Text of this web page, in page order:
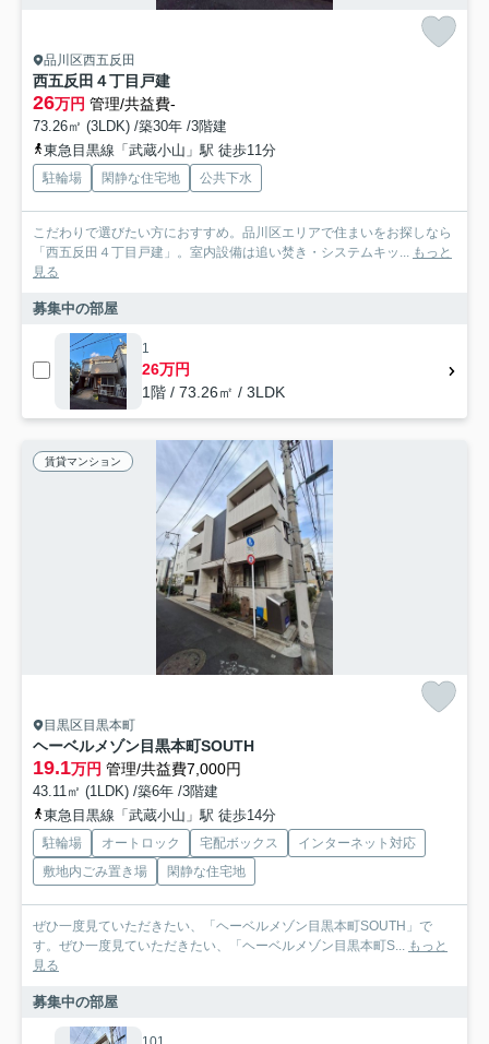
品川区西五反田
西五反田４丁目戸建
26万円 管理/共益費-
73.26㎡ (3LDK) /築30年 /3階建
東急目黒線「武蔵小山」駅 徒歩11分
駐輪場 閑静な住宅地 公共下水
こだわりで選びたい方におすすめ。品川区エリアで住まいをお探しなら
「西五反田４丁目戸建」。室内設備は追い焚き・システムキッ... もっと
見る
募集中の部屋
1
26万円
1階 / 73.26㎡ / 3LDK
賃貸マンション
目黒区目黒本町
ヘーベルメゾン目黒本町SOUTH
19.1万円 管理/共益費7,000円
43.11㎡ (1LDK) /築6年 /3階建
東急目黒線「武蔵小山」駅 徒歩14分
駐輪場 オートロック 宅配ボックス
インターネット対応
敷地内ごみ置き場
閑静な住宅地
ぜひ一度見ていただきたい、「ヘーベルメゾン目黒本町SOUTH」で
す。ぜひ一度見ていただきたい、「ヘーベルメゾン目黒本町S... もっと
見る
募集中の部屋